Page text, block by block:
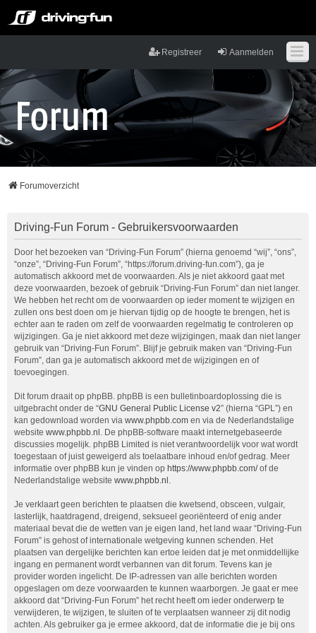
Aanmelden
Registreer
Forumoverzicht
Driving-Fun Forum - Gebruikersvoorwaarden
Door het bezoeken van “Driving-Fun Forum” (hierna genoemd “wij”, “ons”,
“onze”, “Driving-Fun Forum”, “https://forum.driving-fun.com”), ga je
automatisch akkoord met de voorwaarden. Als je niet akkoord gaat met
deze voorwaarden, bezoek of gebruik “Driving-Fun Forum” dan niet langer.
We hebben het recht om de voorwaarden op ieder moment te wijzigen en
zullen ons best doen om je hiervan tijdig op de hoogte te brengen, het is
echter aan te raden om zelf de voorwaarden regelmatig te controleren op
wijzigingen. Ga je niet akkoord met deze wijzigingen, maak dan niet langer
gebruik van “Driving-Fun Forum”. Blijf je gebruik maken van “Driving-Fun
Forum”, dan ga je automatisch akkoord met de wijzigingen en of
toevoegingen.
Dit forum draait op phpBB. phpBB is een bulletinboardoplossing die is
uitgebracht onder de “GNU General Public License v2” (hierna “GPL”) en
kan gedownload worden via www.phpbb.com en via de Nederlandstalige
website www.phpbb.nl . De phpBB-software maakt internetgebaseerde
discussies mogelijk. phpBB Limited is niet verantwoordelijk voor wat wordt
toegestaan of juist geweigerd als toelaatbare inhoud en/of gedrag. Meer
informatie over phpBB kun je vinden op https://www.phpbb.com/of de
Nederlandstalige website www.phpbb.nl .
Je verklaart geen berichten te plaatsen die kwetsend, obsceen, vulgair,
lasterlijk, haatdragend, dreigend, seksueel georiënteerd of enig ander
materiaal bevat die de wetten van je eigen land, het land waar “Driving-Fun
Forum” is gehost of internationale wetgeving kunnen schenden. Het
plaatsen van dergelijke berichten kan ertoe leiden dat je met onmiddellijke
ingang en permanent wordt verbannen van dit forum. Tevens kan je
provider worden ingelicht. De IP-adressen van alle berichten worden
opgeslagen om deze voorwaarden te kunnen waarborgen. Je gaat er mee
akkoord dat “Driving-Fun Forum” het recht heeft om ieder onderwerp te
verwijderen, te wijzigen, te sluiten of te verplaatsen wanneer zij dit nodig
achten. Als gebruiker ga je ermee akkoord, dat de informatie die je bij ons